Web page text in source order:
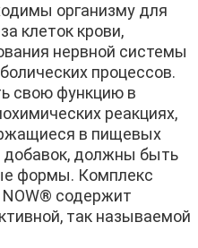
организму для
клеток крови,
нервной системы
процессов.
свою функцию в
реакциях,
в пищевых
добавок, должны быть
формы. Комплекс
содержит
так называемой